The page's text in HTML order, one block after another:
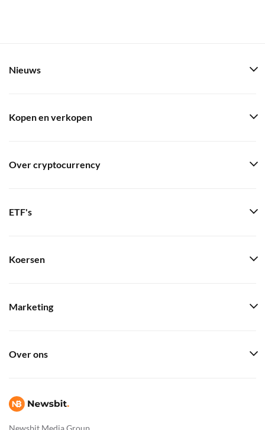
Newsbit Media Group
Nieuws
Kopen en verkopen
Over cryptocurrency
ETF's
Koersen
Marketing
Over ons